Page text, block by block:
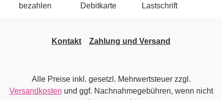
Kontakt Zahlung und Versand
Alle Preise inkl. gesetzl. Mehrwertsteuer zzgl.
Versandkosten und ggf. Nachnahmegebühren, wenn nicht